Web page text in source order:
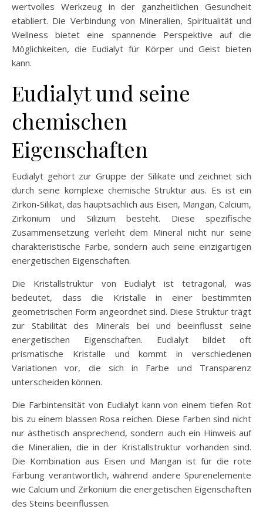
wertvolles Werkzeug in der ganzheitlichen Gesundheit
etabliert. Die Verbindung von Mineralien, Spiritualität und
Wellness bietet eine spannende Perspektive auf die
Möglichkeiten, die Eudialyt für Körper und Geist bieten
kann.
Eudialyt und seine
chemischen
Eigenschaften
Eudialyt gehört zur Gruppe der Silikate und zeichnet sich
durch seine komplexe chemische Struktur aus. Es ist ein
Zirkon-Silikat, das hauptsächlich aus Eisen, Mangan, Calcium,
Zirkonium und Silizium besteht. Diese spezifische
Zusammensetzung verleiht dem Mineral nicht nur seine
charakteristische Farbe, sondern auch seine einzigartigen
energetischen Eigenschaften.
Die Kristallstruktur von Eudialyt ist tetragonal, was
bedeutet, dass die Kristalle in einer bestimmten
geometrischen Form angeordnet sind. Diese Struktur trägt
zur Stabilität des Minerals bei und beeinflusst seine
energetischen Eigenschaften. Eudialyt bildet oft
prismatische Kristalle und kommt in verschiedenen
Variationen vor, die sich in Farbe und Transparenz
unterscheiden können.
Die Farbintensität von Eudialyt kann von einem tiefen Rot
bis zu einem blassen Rosa reichen. Diese Farben sind nicht
nur ästhetisch ansprechend, sondern auch ein Hinweis auf
die Mineralien, die in der Kristallstruktur vorhanden sind.
Die Kombination aus Eisen und Mangan ist für die rote
Färbung verantwortlich, während andere Spurenelemente
wie Calcium und Zirkonium die energetischen Eigenschaften
des Steins beeinflussen.